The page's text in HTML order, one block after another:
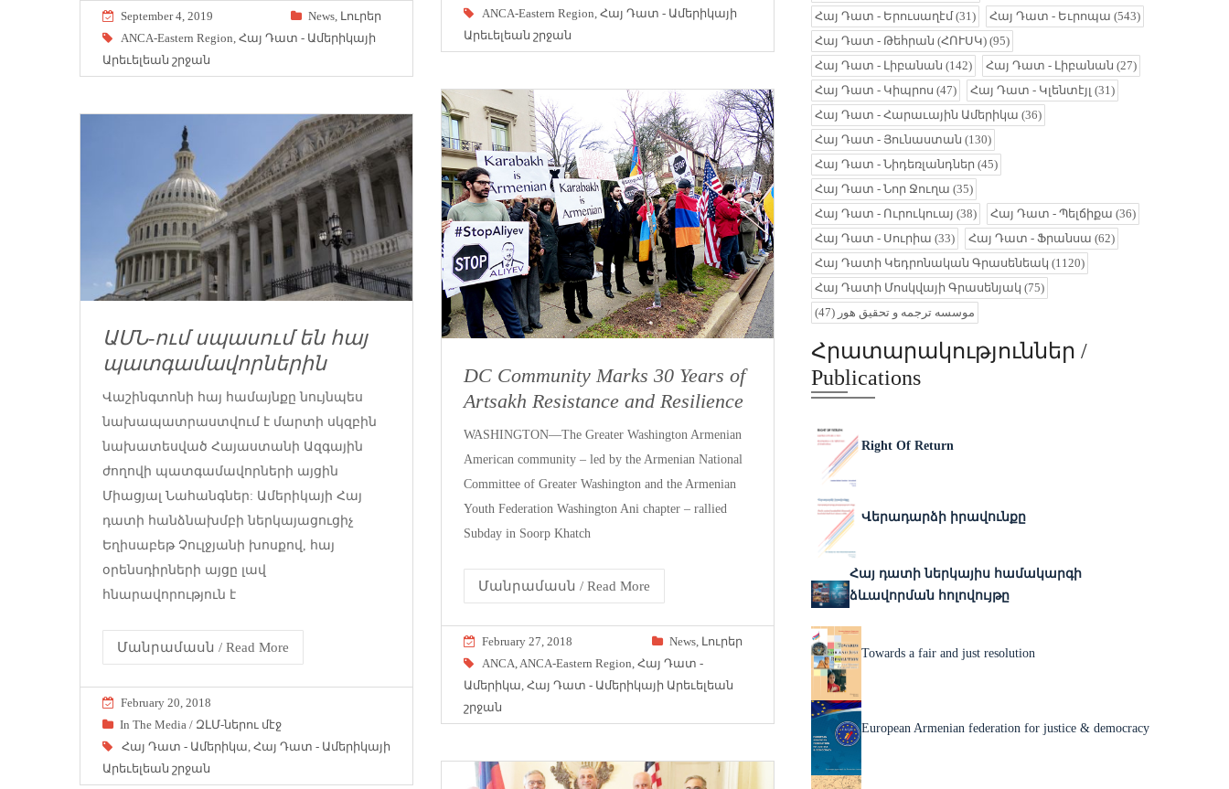
September 4, 2019 News, Լուրեր
ANCA-Eastern Region, Հայ Դատ - Ամերիկայի
Արեւելեան շրջան
ANCA-Eastern Region, Հայ Դատ - Ամերիկայի
Արեւելեան շրջան
DC Community Marks 30 Years of
Artsakh Resistance and Resilience
WASHINGTON—The Greater Washington Armenian
American community – led by the Armenian National
Committee of Greater Washington and the Armenian
Youth Federation Washington Ani chapter – rallied
Subday in Soorp Khatch
Մանրամասն / Read More
February 27, 2018 News, Լուրեր
ANCA,ANCA-Eastern Region, Հայ Դատ -
Ամերիկա, Հայ Դատ - Ամերիկայի Արեւելեան
շրջան
ԱՄՆ-ում սպասում են հայ
պատգամավորներին
Վաշինգտոնի հայ համայնքը նույնպես
նախապատրաստվում է մարտի սկզբին
նախատեսված Հայաստանի Ազգային
ժողովի պատգամավորների այցին
Միացյալ Նահանգներ: Ամերիկայի Հայ
դատի հանձնախմբի ներկայացուցիչ
Եղիսաբեթ Չուլջյանի խոսքով, հայ
օրենսդիրների այցը լավ
հնարավորություն է
Մանրամասն / Read More
February 20, 2018
In The Media / ԶԼՄ-ներու մէջ
Հայ Դատ - Ամերիկա Հայ Դատ - Ամերիկայի
Արեւելեան շրջան
Հայ Դատ - Երուսաղէմ(31) Հայ Դատ - Եւրոպա (543)
Հայ Դատ - Թեհրան (ՀՈՒՍԿ) (95)
Հայ Դատ - Լիբանան (142) Հայ Դատ - Լիբանան (27)
Հայ Դատ - Կիպրոս (47) Հայ Դատ - Կլենտէյլ (31)
Հայ Դատ - Հարաւային Ամերիկա (36)
Հայ Դատ - Յունաստան (130)
Հայ Դատ - Նիդեռլանդներ (45)
Հայ Դատ - Նոր Ջուղա (35)
Հայ Դատ - Ուրուկուայ (38) Հայ Դատ - Պելճիքա (36)
Հայ Դատ - Սուրիա (33) Հայ Դատ - Ֆրանսա (62)
Հայ Դատի Կեդրոնական Գրասենեակ (1120)
Հայ Դատի Մոսկվայի Գրասենյակ (75)
موسسه ترجمه و تحقیق هور (47)
Հրատարակություններ /
Publications
Right Of Return
Վերադարձի իրավունքը
Հայ դատի ներկայիս համակարգի
ձևավորման հոլովույթը
Towards a fair and just resolution
European Armenian federation for justice & democracy